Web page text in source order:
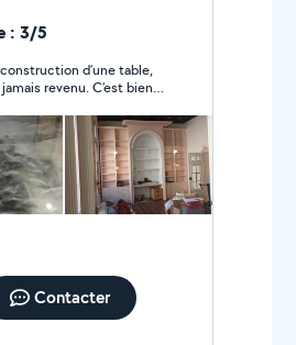
: 3/5
d’une table,
revenu. C’est bien
un travail de qualité. Par
peut pas compter sur
des problèmes
Contacter